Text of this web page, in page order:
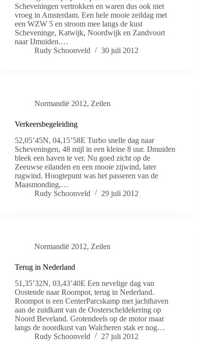
Scheveningen vertrokken en waren dus ook niet
vroeg in Amsterdam. Een hele mooie zeildag met
een WZW 5 en stroom mee langs de kust
Scheveninge, Katwijk, Noordwijk en Zandvoort
naar IJmuiden.…
Rudy Schoonveld
30 juli 2012
Normandië 2012, Zeilen
Verkeersbegeleiding
52,05’45N, 04,15’58E Turbo snelle dag naar
Scheveningen, 48 mijl in een kleine 8 uur. IJmuiden
bleek een haven te ver. Nu goed zicht op de
Zeeuwse eilanden en een mooie zijwind, later
rugwind. Hoogtepunt was het passeren van de
Maasmonding,…
Rudy Schoonveld
29 juli 2012
Normandië 2012, Zeilen
Terug in Nederland
51,35’32N, 03,43’40E Een nevelige dag van
Oostende naar Roompot, terug in Nederland.
Roompot is een CenterParcskamp met jachthaven
aan de zuidkant van de Oosterscheldekering op
Noord Beveland. Grotendeels op de motor maar
langs de noordkust van Walcheren stak er nog…
Rudy Schoonveld
27 juli 2012